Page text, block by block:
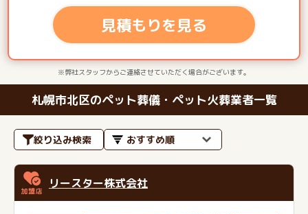
見積もりを見る
※弊社スタッフからご連絡させていただく場合がございます。
札幌市北区のペット葬儀・ペット火葬業者一覧
絞り込み検索
リースター株式会社